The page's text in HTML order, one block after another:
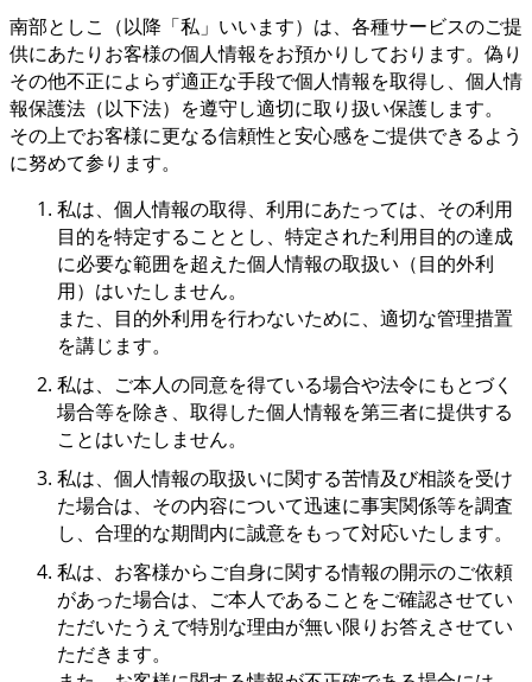
南部としこ（以降「私」いいます）は、各種サービスのご提
供にあたりお客様の個人情報をお預かりしております。偽り
その他不正によらず適正な手段で個人情報を取得し、個人情
報保護法（以下法）を遵守し適切に取り扱い保護します。
その上でお客様に更なる信頼性と安心感をご提供できるよう
に努めて参ります。
私は、個人情報の取得、利用にあたっては、その利用
目的を特定することとし、特定された利用目的の達成
に必要な範囲を超えた個人情報の取扱い（目的外利
用）はいたしません。
また、目的外利用を行わないために、適切な管理措置
を講じます。
私は、ご本人の同意を得ている場合や法令にもとづく
場合等を除き、取得した個人情報を第三者に提供する
ことはいたしません。
私は、個人情報の取扱いに関する苦情及び相談を受け
た場合は、その内容について迅速に事実関係等を調査
し、合理的な期間内に誠意をもって対応いたします。
私は、お客様からご自身に関する情報の開示のご依頼
があった場合は、ご本人であることをご確認させてい
ただいたうえで特別な理由が無い限りお答えさせてい
ただきます。